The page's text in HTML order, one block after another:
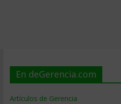
En deGerencia.com
Artículos de Gerencia